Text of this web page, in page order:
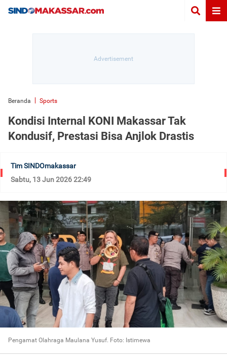
Beranda Sports
Kondisi Internal KONI Makassar Tak
Kondusif, Prestasi Bisa Anjlok Drastis
Tim SINDOmakassar
Sabtu, 13 Jun 2026 22:49
Pengamat Olahraga Maulana Yusuf. Foto: Istimewa